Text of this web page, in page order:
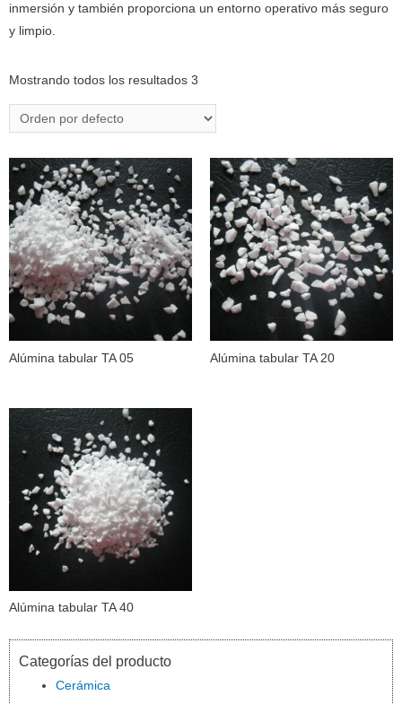
inmersión y también proporciona un entorno operativo más seguro
y limpio.
Mostrando todos los resultados 3
Alúmina tabular TA 05 Alúmina tabular TA 20
Alúmina tabular TA 40
Categorías del producto
Cerámica